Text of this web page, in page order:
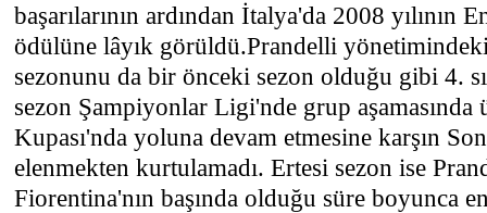
başarılarının ardından İtalya'da 2008
ödülüne lâyık görüldü.Prandelli
sezonunu da bir önceki sezon olduğu gibi 4.
sezon Şampiyonlar Ligi'nde grup
Kupası'nda yoluna devam etmesine karşın
elenmekten kurtulamadı. Ertesi sezon ise
Fiorentina'nın başında olduğu süre boyunca